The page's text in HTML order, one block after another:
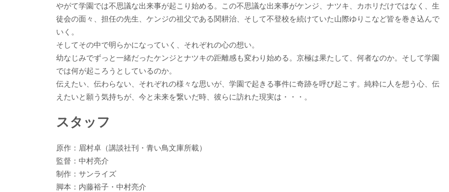
やがて学園では不思議な出来事が起こり始める。この不思議な出来事がケンジ、ナツキ、カホリだけではなく、生
徒会の面々、担任の先生、ケンジの祖父である関耕治、そして不登校を続けていた山際ゆりこなど皆を巻き込んで
いく。
そしてその中で明らかになっていく、それぞれの心の想い。
幼なじみでずっと一緒だったケンジとナツキの距離感も変わり始める。京極は果たして、何者なのか。そして学園
では何が起ころうとしているのか。
伝えたい、伝わらない、それぞれの様々な思いが、学園で起きる事件に奇跡を呼び起こす。純粋に人を想う心、伝
えたいと願う気持ちが、今と未来を繋いだ時、彼らに訪れた現実は・・・。
スタッフ
原作：眉村卓（講談社刊・青い鳥文庫所載）
監督：中村亮介
制作：サンライズ
脚本：内藤裕子・中村亮介